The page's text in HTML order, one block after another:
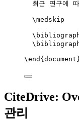
최근 연구에
\medskip
\end { document
CiteDrive:
관리